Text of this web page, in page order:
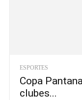
ESPORTES
Copa
clubes...